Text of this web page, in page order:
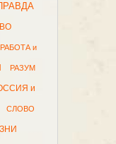
РАБОТА и
РАЗУМ
и
СЛОВО